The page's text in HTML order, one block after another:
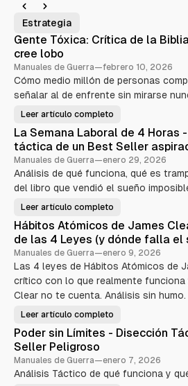
Estrategia
P
u
b
l
i
a
c
i
o
n
s
e
n
l
a
c
t
e
g
o
Gente Tóxica: Crítica de la
cree lobo
Manuales de Guerra—febrero 10, 2026
Cómo medio millón de personas
señalar al de enfrente sin mirarse
G
n
t
e
T
x
i
c
:
r
t
i
c
a
d
e
a
i
l
i
a
d
l
Leer artículo completo
La Semana Laboral de 4 Horas
táctica de un Best Seller
Manuales de Guerra—enero 29, 2026
Análisis de qué funciona, qué es
del libro que vendió el sueño
L
S
e
m
a
a
L
a
b
o
a
l
d
e
4
H
o
r
Leer artículo completo
Hábitos Atómicos de James
de las 4 Leyes (y dónde falla el
Manuales de Guerra—enero 9, 2026
Las 4 leyes de Hábitos Atómicos de
crítico con lo que realmente
Clear no te cuenta. Análisis sin humo.
H
b
i
t
o
A
Leer artículo completo
Poder sin Límites - Disección
Seller Peligroso
Manuales de Guerra—enero 7, 2026
Análisis Táctico de qué funciona y